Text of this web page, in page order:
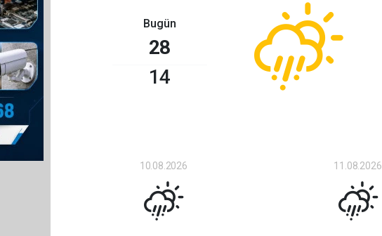
Bugün
28
14
10.08.2026 11.08.2026